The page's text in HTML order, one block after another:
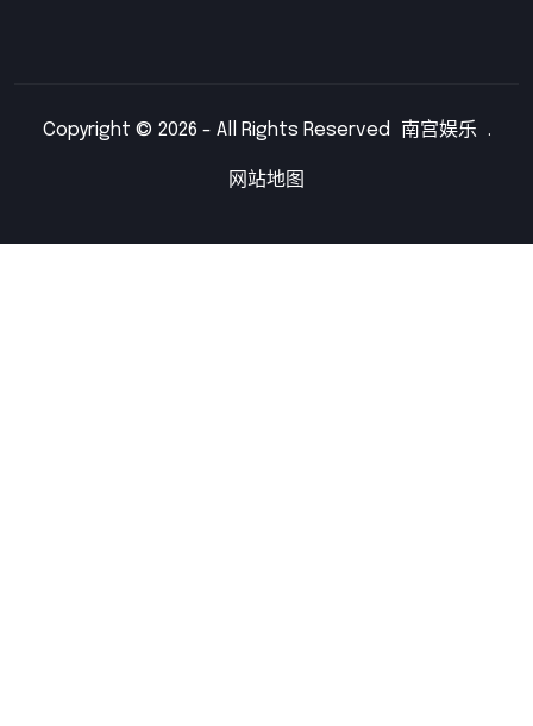
Copyright © 2026 - All Rights Reserved 南宫娱乐 .
网站地图